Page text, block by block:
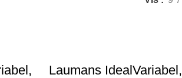
Laumans IdealVariabel,